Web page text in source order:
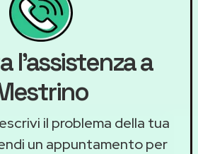
l'assistenza a
il problema della tua
un appuntamento per